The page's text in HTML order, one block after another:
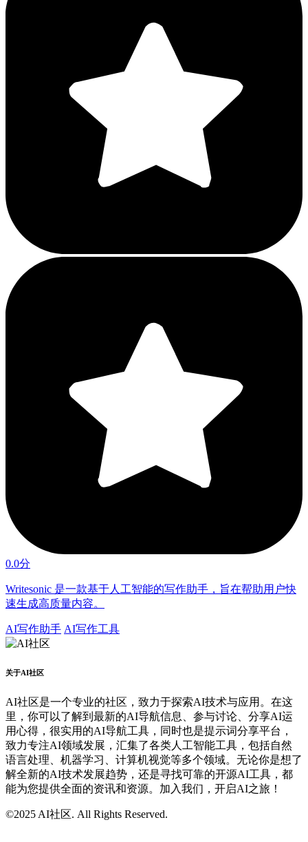
0.0分
Writesonic 是一款基于人工智能的写作助手，旨在帮助用户快
速生成高质量内容。
AI写作助手 AI写作工具
关于AI社区
AI社区是一个专业的社区，致力于探索AI技术与应用。在这
里，你可以了解到最新的AI导航信息、参与讨论、分享AI运
用心得，很实用的AI导航工具，同时也是提示词分享平台，
致力专注AI领域发展，汇集了各类人工智能工具，包括自然
语言处理、机器学习、计算机视觉等多个领域。无论你是想了
解全新的AI技术发展趋势，还是寻找可靠的开源AI工具，都
能为您提供全面的资讯和资源。加入我们，开启AI之旅！
©2025 AI社区. All Rights Reserved.